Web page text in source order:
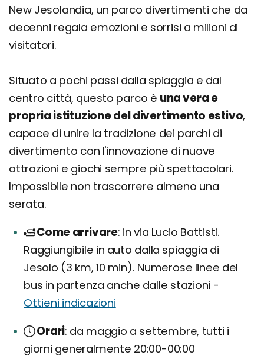
New Jesolandia, un parco divertimenti che da
decenni regala emozioni e sorrisi a milioni di
visitatori.
Situato a pochi passi dalla spiaggia e dal
centro città, questo parco è una vera e
propria istituzione del divertimento estivo,
capace di unire la tradizione dei parchi di
divertimento con l'innovazione di nuove
attrazioni e giochi sempre più spettacolari.
Impossibile non trascorrere almeno una
serata.
Come arrivare in via Lucio Battisti.
Raggiungibile in auto dalla spiaggia di
Jesolo (3 km, 10 min). Numerose linee del
bus in partenza anche dalle stazioni -
Ottieni indicazioni
Orari da maggio a settembre, tutti i
giorni generalmente 20:00-00:00